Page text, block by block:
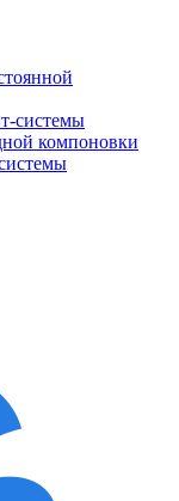
системы
компоновки